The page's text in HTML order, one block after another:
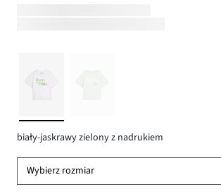
biały-jaskrawy zielony z nadrukiem
Wybierz rozmiar